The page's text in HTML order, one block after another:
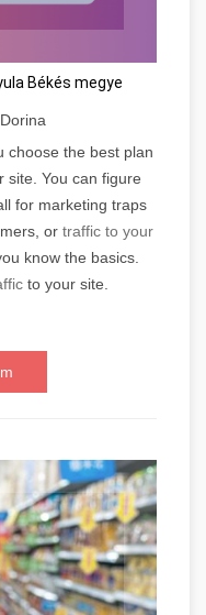
Békés megye
choose the best plan
site. You can figure
for marketing traps
or traffic to your
know the basics.
to your site.